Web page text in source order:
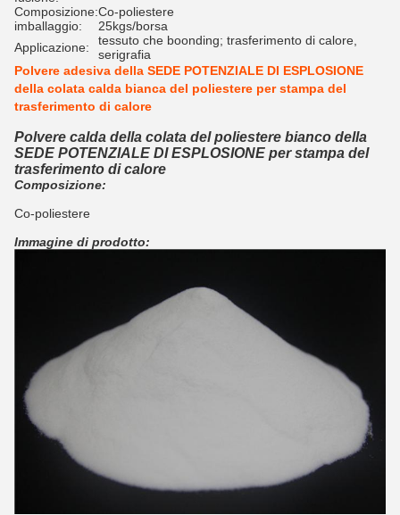
Composizione:Co-poliestere
imballaggio:
25kgs/borsa
Applicazione:
tessuto che boonding; trasferimento di calore,
serigrafia
Polvere adesiva della SEDE POTENZIALE DI ESPLOSIONE
della colata calda bianca del poliestere per stampa del
trasferimento di calore
Polvere calda della colata del poliestere bianco della
SEDE POTENZIALE DI ESPLOSIONE per stampa del
trasferimento di calore
Composizione:
Co-poliestere
Immagine di prodotto: